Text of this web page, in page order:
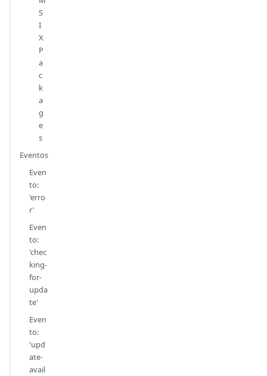
S
I
X
P
a
c
k
a
g
e
s
Eventos
Even
to:
'erro
r'
Even
to:
'chec
king-
for-
upda
te'
Even
to:
'upd
ate-
avail